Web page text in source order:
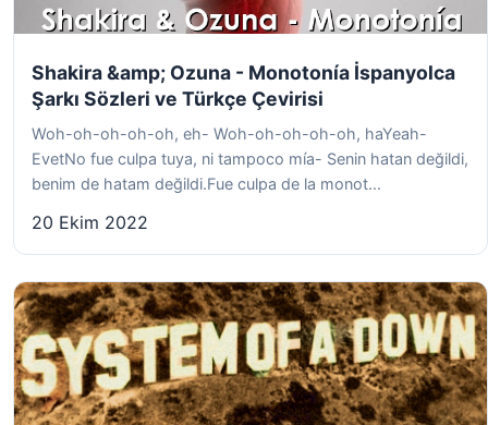
Shakira &amp; Ozuna - Monotonía İspanyolca
Şarkı Sözleri ve Türkçe Çevirisi
Woh-oh-oh-oh-oh, eh- Woh-oh-oh-oh-oh, haYeah-
EvetNo fue culpa tuya, ni tampoco mía- Senin hatan değildi,
benim de hatam değildi.Fue culpa de la monot...
20 Ekim 2022